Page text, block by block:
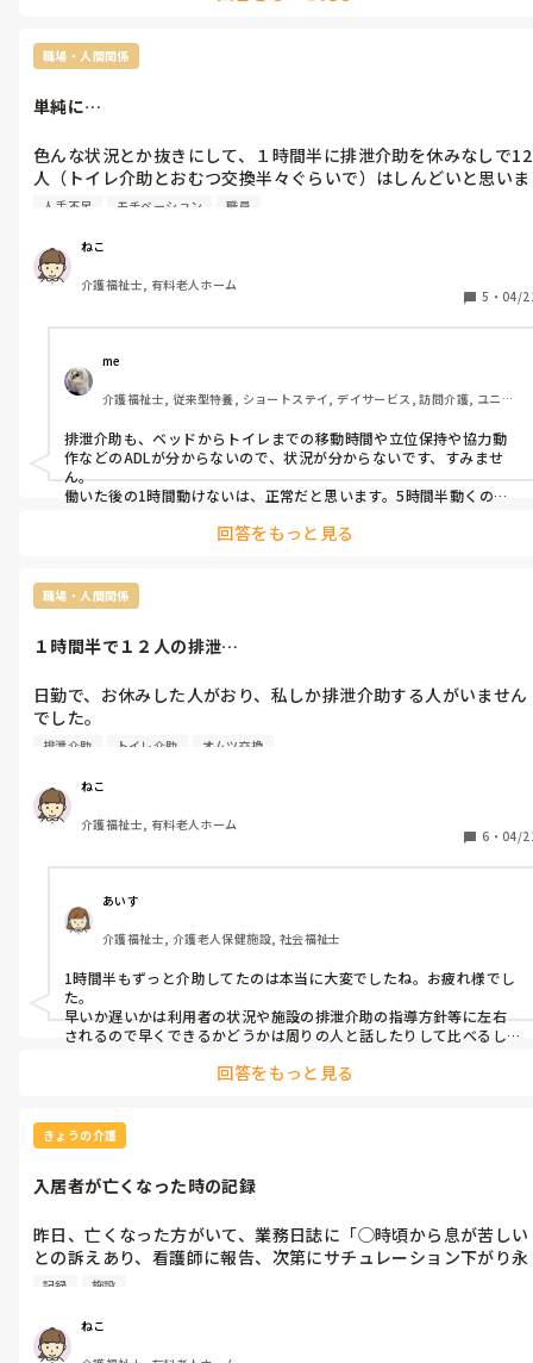
子供が小さいので、ゆくゆくは長く、正社員で働きたいと思って
いるので、介護の仕事は離れたくありません。
庭事情による短時間勤務なのに、嫌味言う職員は理解できません
ね。
へ行った方が良さそうですね。
職場・人間関係
単純に…
色んな状況とか抜きにして、１時間半に排泄介助を休みなしで12
人（トイレ介助とおむつ交換半々ぐらいで）はしんどいと思いま
すか？
トイレ介助は3人は介助の重い人。おむつ交換もそんな感じで
す…。
5時間のパートですが、朝出勤して朝１時間半１２人の介助、11
時からはお昼に向けて寝てる人を起こし、11時50分くらいから
12時半まで食介。
そして、食後の排泄介助…（日によりますが、6、7人くらい）そ
れから記録をしたり、その他の雑務といった感じです。（休憩は
なし）
帰ってから、１時間くらい休憩してからでないと家事が出来ませ
ん…。仕事ない日も疲れを引きずります。
はじめはブランクからの介護ということで、必死でしたが、最近
はホントに疲れが取れず、色々と乗り越えてきたのについ求人サ
自分は体力がないなと感じてますが…。
人手不足 モチベーション 職員
ねこ
介護福祉士, 有料老人ホーム
5 ・ 04/
me
介護福祉士, 従来型特養, ショートステイ, デイサービス, 訪問介護, ユニッ
排泄介助も、ベッドからトイレまでの移動時間や立位保持や協力動
作などのADLが分からないので、状況が分からないです、すみませ
ん。
働いた後の1時間動けないは、正常だと思います。5時間半動くのは
ので、終わった後は、暫くぐったりしますよ。
力足りなく感じますが、成長すると段々楽になります。また、お母さ
ん(ママ)は24時間営業なので夜間に起きたりすると、大変ですよね。
回答をもっと見る
職場・人間関係
１時間半で１２人の排泄…
日勤で、お休みした人がおり、私しか排泄介助する人がいません
でした。
１時間半で１２人のおむつ交換とトイレ介助しました。
なかなかスピードが早いほうではなく、頑張りたいのですが…出
来る人ならもっと早く出来るものでしょうか…。
排泄介助 トイレ介助 オムツ交換
ねこ
介護福祉士, 有料老人ホーム
6 ・ 04/
あいす
介護福祉士, 介護老人保健施設, 社会福祉士
1時間半もずっと介助してたのは本当に大変でしたね。お疲れ様でし
た。
早いか遅いかは利用者の状況や施設の排泄介助の指導方針等に左右
されるので早くできるかどうかは周りの人と話したりして比べるし
回答をもっと見る
きょうの介護
入居者が亡くなった時の記録
昨日、亡くなった方がいて、業務日誌に「◯時頃から息が苦しい
との訴えあり、看護師に報告、次第にサチュレーション下がり永
眠」と記録しました。
ったでしょうか？
記録 施設
ねこ